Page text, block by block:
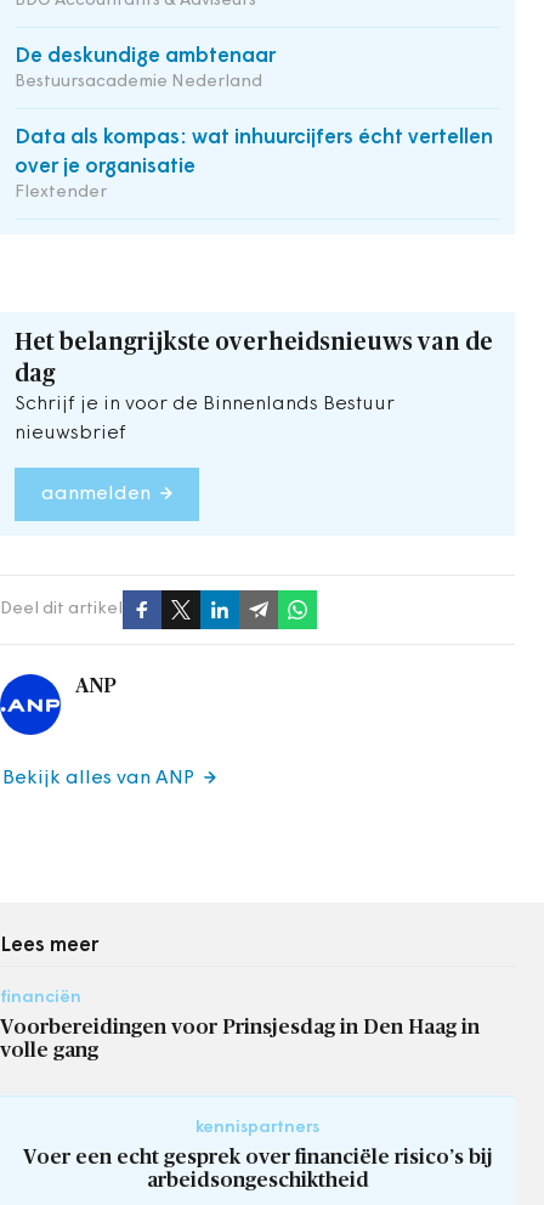
De deskundige ambtenaar
Bestuursacademie Nederland
Data als kompas: wat inhuurcijfers écht vertellen
over je organisatie
Flextender
Het belangrijkste overheidsnieuws van de
dag
Schrijf je in voor de Binnenlands Bestuur
nieuwsbrief
aanmelden
Deel dit artikel
ANP
Bekijk alles van ANP
Lees meer
financiën
Voorbereidingen voor Prinsjesdag in Den Haag in
volle gang
kennispartners
Voer een echt gesprek over financiële risico’s bij
arbeidsongeschiktheid